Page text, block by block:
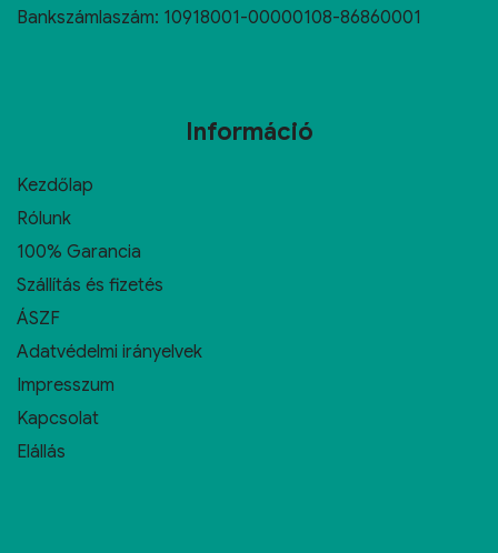
Bankszámlaszám: 10918001-00000108-86860001
Információ
Kezdőlap
Rólunk
100% Garancia
Szállítás és fizetés
ÁSZF
Adatvédelmi irányelvek
Impresszum
Kapcsolat
Elállás